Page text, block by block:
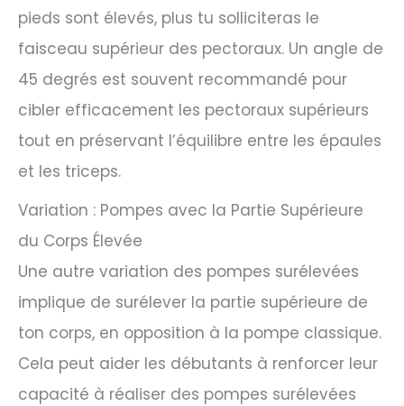
pieds sont élevés, plus tu solliciteras le
faisceau supérieur des pectoraux. Un angle de
45 degrés est souvent recommandé pour
cibler efficacement les pectoraux supérieurs
tout en préservant l’équilibre entre les épaules
et les triceps.
Variation : Pompes avec la Partie Supérieure
du Corps Élevée
Une autre variation des pompes surélevées
implique de surélever la partie supérieure de
ton corps, en opposition à la pompe classique.
Cela peut aider les débutants à renforcer leur
capacité à réaliser des pompes surélevées